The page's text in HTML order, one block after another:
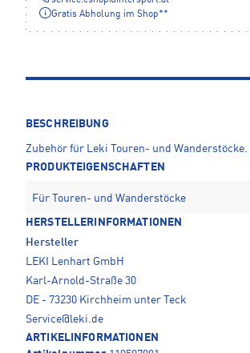
Gratis Abholung im Shop**
BESCHREIBUNG
Zubehör für Leki Touren- und Wanderstöcke.
PRODUKTEIGENSCHAFTEN
Für Touren- und Wanderstöcke
HERSTELLERINFORMATIONEN
Hersteller
LEKI Lenhart GmbH
Karl-Arnold-Straße 30
DE - 73230 Kirchheim unter Teck
Service@leki.de
ARTIKELINFORMATIONEN